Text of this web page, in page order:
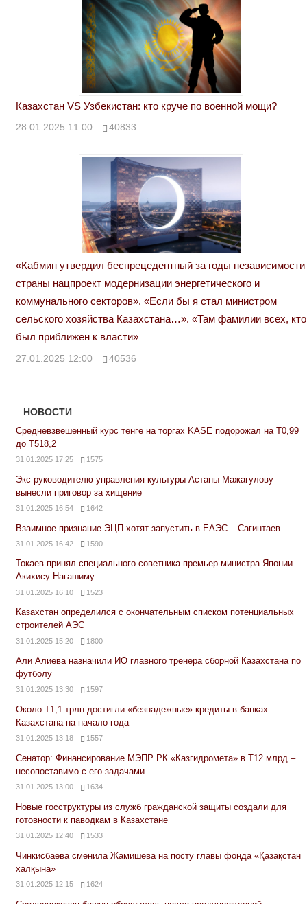
Казахстан VS Узбекистан: кто круче по военной мощи?
28.01.2025 11:00 40833
«Кабмин утвердил беспрецедентный за годы независимости
страны нацпроект модернизации энергетического и
коммунального секторов». «Если бы я стал министром
сельского хозяйства Казахстана…». «Там фамилии всех, кто
был приближен к власти»
27.01.2025 12:00 40536
НОВОСТИ
Средневзвешенный курс тенге на торгах KASE подорожал на Т0,99
до Т518,2
31.01.2025 17:25 1575
Экс-руководителю управления культуры Астаны Мажагулову
вынесли приговор за хищение
31.01.2025 16:54 1642
Взаимное признание ЭЦП хотят запустить в ЕАЭС – Сагинтаев
31.01.2025 16:42 1590
Токаев принял специального советника премьер-министра Японии
Акихису Нагашиму
31.01.2025 16:10 1523
Казахстан определился с окончательным списком потенциальных
строителей АЭС
31.01.2025 15:20 1800
Али Алиева назначили ИО главного тренера сборной Казахстана по
футболу
31.01.2025 13:30 1597
Около Т1,1 трлн достигли «безнадежные» кредиты в банках
Казахстана на начало года
31.01.2025 13:18 1557
Сенатор: Финансирование МЭПР РК «Казгидромета» в Т12 млрд –
несопоставимо с его задачами
31.01.2025 13:00 1634
Новые госструктуры из служб гражданской защиты создали для
готовности к паводкам в Казахстане
31.01.2025 12:40 1533
Чинкисбаева сменила Жамишева на посту главы фонда «Қазақстан
халқына»
31.01.2025 12:15 1624